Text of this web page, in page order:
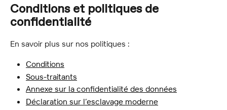
Conditions et politiques de
confidentialité
En savoir plus sur nos politiques :
Conditions
Sous-traitants
Annexe sur la confidentialité des données
Déclaration sur l’esclavage moderne